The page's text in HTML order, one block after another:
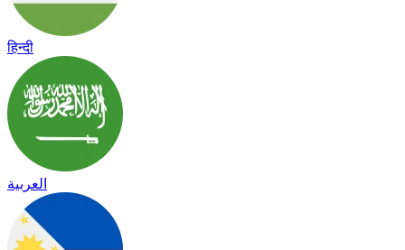
हिन्दी
العربية